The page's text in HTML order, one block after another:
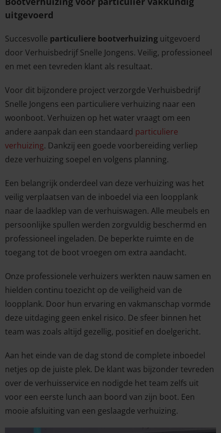
uitgevoerd
Succesvolle particuliere bootverhuizinguitgevoerd
door Verhuisbedrijf Snelle Jongens. Veilig, professioneel
en met een tevreden klant als resultaat.
Voor dit bijzondere project verzorgde Verhuisbedrijf
Snelle Jongens een particuliere verhuizing naar een
woonboot. Verhuizen op het water vraagt om een
andere aanpak dan een standaard particuliere
verhuizing. Dankzij een goede voorbereiding verliep
deze verhuizing soepel en volgens planning.
Een belangrijk onderdeel van deze verhuizing was het
veilig verplaatsen van de inboedel via een loopplank
naar de laadklep van de verhuiswagen. Alle meubels en
persoonlijke spullen werden zorgvuldig beschermd en
professioneel ingeladen. De beperkte ruimte en de
toegang tot de boot vroegen om extra aandacht.
Onze professionele verhuizers werkten nauw samen en
hielden continu toezicht op de veiligheid van de
loopplank. Door hun ervaring en vakmanschap vormde
deze uitdaging geen enkel risico. De sfeer binnen het
team was zoals altijd gezellig, positief en doelgericht.
Aan het einde van de dag stond de complete inboedel
netjes op de juiste plek. De klant was bijzonder tevreden
over de verhuisservice en nodigde het team zelfs uit
voor een eerste lunch aan boord van zijn boot. Een
mooie afsluiting van een geslaagde verhuizing.